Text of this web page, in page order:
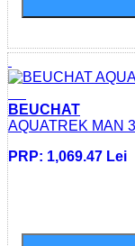
BEUCHAT
PRP: 1,069.47 Lei